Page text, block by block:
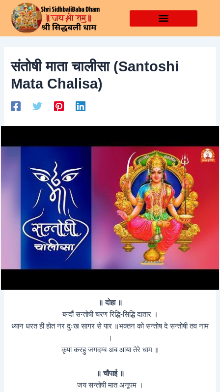
content
संतोषी माता चालीसा (Santoshi
Mata Chalisa)
॥ दोहा ॥
बन्दौं सन्तोषी चरण रिद्धि-सिद्धि दातार ।
ध्यान धरत ही होत नर दुःख सागर से पार ॥भक्तन को सन्तोष दे सन्तोषी तव नाम
।
कृपा करहु जगदम्ब अब आया तेरे धाम ॥
॥ चौपाई ॥
जय सन्तोषी मात अनूपम ।
Post
navigation